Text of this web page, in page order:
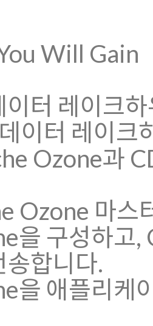
Will Gain
이터 레이크
이터 레이크
Ozone과
Ozone 마스
을 구성하고,
송합니다.
을 애플리케